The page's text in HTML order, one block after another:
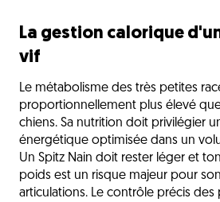
La gestion calorique
vif
Le métabolisme des très petites
proportionnellement plus élevé
chiens. Sa nutrition doit privilégier
énergétique optimisée dans un
Un Spitz Nain doit rester léger et
poids est un risque majeur pour
articulations. Le contrôle précis des